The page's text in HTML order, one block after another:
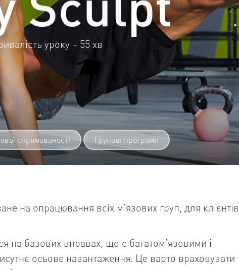
уроку – 55 хв
спрямованості Групові програми
на опрацювання всіх м’язових груп, для клієнтів
на базових вправах, що є багатом’язовими і
осьове навантаження. Це варто враховувати